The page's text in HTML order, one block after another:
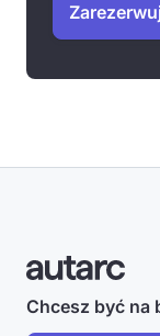
Chcesz być na